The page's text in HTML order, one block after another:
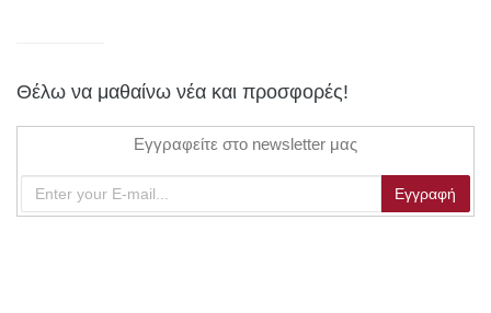
Θέλω να μαθαίνω νέα και προσφορές!
Εγγραφείτε στο newsletter μας